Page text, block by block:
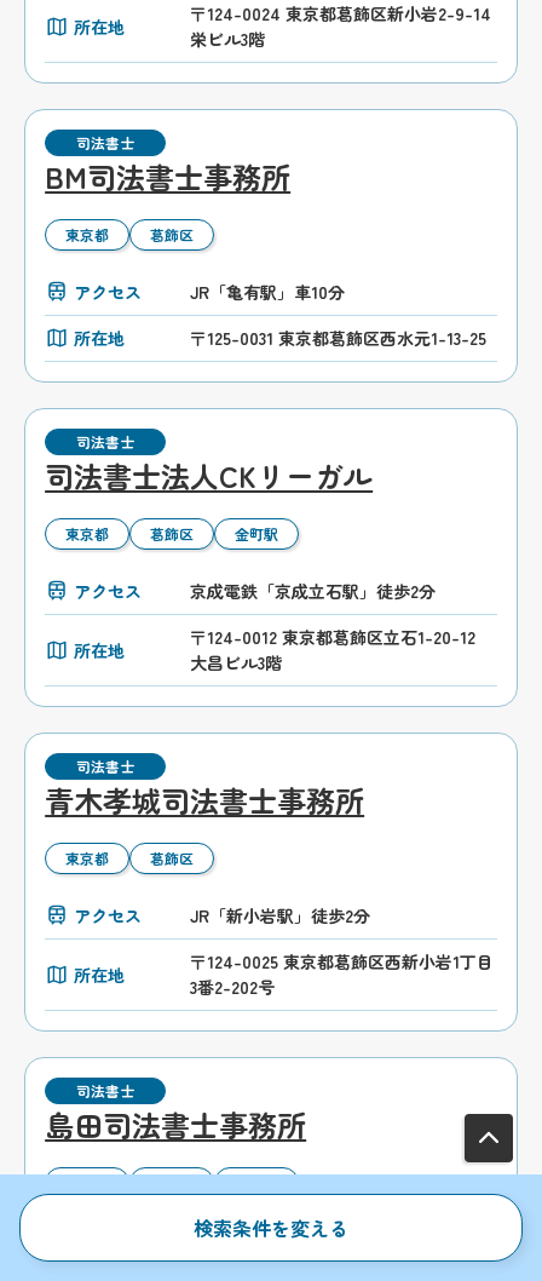
所在地
〒124-0024 東京都葛飾区新小岩2-9-14
栄ビル3階
司法書士
BM司法書士事務所
東京都 葛飾区
アクセス
JR「亀有駅」車10分
所在地
〒125-0031 東京都葛飾区西水元1-13-25
司法書士
司法書士法人CKリーガル
東京都 葛飾区 金町駅
アクセス 京成電鉄「京成立石駅」徒歩2分
所在地
〒124-0012 東京都葛飾区立石1-20-12
大昌ビル3階
司法書士
青木孝城司法書士事務所
東京都 葛飾区
アクセス JR「新小岩駅」徒歩2分
所在地
〒124-0025 東京都葛飾区西新小岩1丁目
3番2-202号
司法書士
島田司法書士事務所
京成電鉄「青砥駅」徒歩1分
検索条件を変える